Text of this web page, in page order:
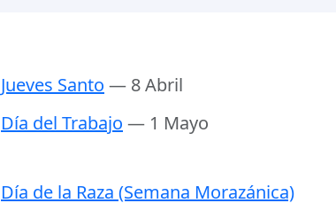
Jueves Santo — 8 Abril
Día del Trabajo — 1 Mayo
Día de la Raza (Semana Morazánica)